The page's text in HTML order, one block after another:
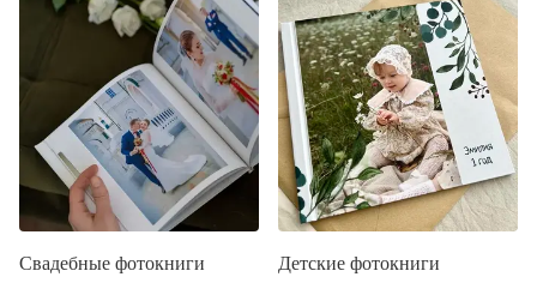
Свадебные фотокниги Детские фотокниги